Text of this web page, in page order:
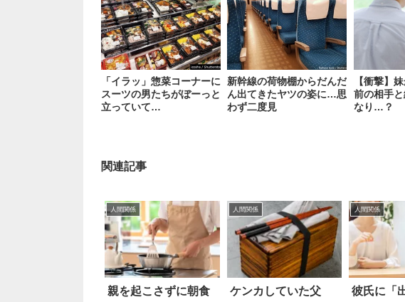
「イラッ」惣菜コーナーに
スーツの男たちがぼーっと
立っていて…
新幹線の荷物棚からだんだ
ん出てきたヤツの姿に…思
わず二度見
【衝撃】
前の相手
なり…？
関連記事
人間関係
親を起こさずに朝食
人間関係
ケンカしていた父
人間関係
彼氏に「